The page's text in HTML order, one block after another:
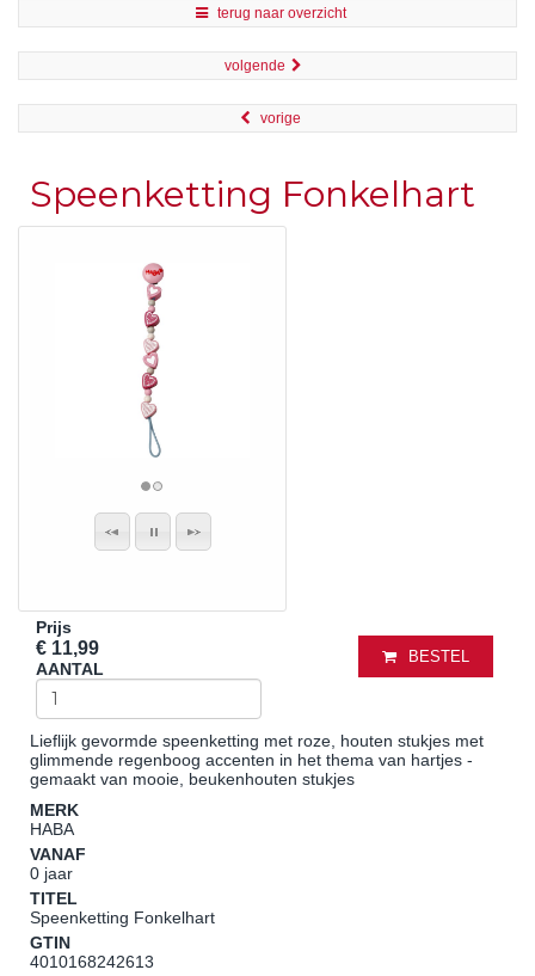
terug naar overzicht
volgende
vorige
Speenketting Fonkelhart
Prijs
€ 11,99
AANTAL
BESTEL
Lieflijk gevormde speenketting met roze, houten stukjes met
glimmende regenboog accenten in het thema van hartjes -
gemaakt van mooie, beukenhouten stukjes
MERK
HABA
VANAF
0 jaar
TITEL
Speenketting Fonkelhart
GTIN
4010168242613